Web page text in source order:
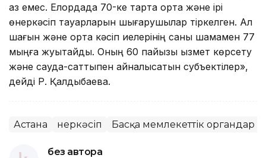
аз емес. Елордада 70-ке тарта орта және ірі
өнеркәсіп тауарларын шығарушылар тіркелген. Ал
шағын және орта кәсіп иелерінің саны шамамен 77
мыңға жуықтайды. Оның 60 пайызы қызмет көрсету
және сауда-саттықпен айналысатын субъектілер»,
дейді Р. Қалдыбаева.
Астана Өнеркәсіп Басқа мемлекеттік органдар
без автора